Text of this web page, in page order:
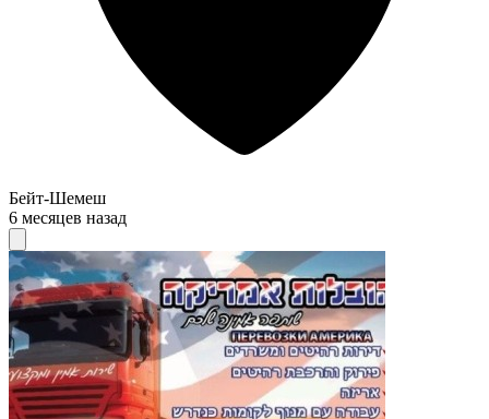
Бейт-Шемеш
6 месяцев назад